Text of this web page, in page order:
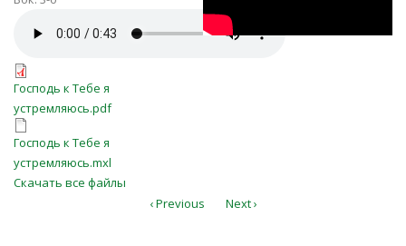
Господь к Тебе я
устремляюсь.mp3
Господь к Тебе я устремляюсь.pdf
Господь к Тебе я
устремляюсь.pdf
Господь к Тебе я
устремляюсь.mxl
Господь к Тебе я
устремляюсь.mxl
Скачать все файлы
‹ Previous Next ›